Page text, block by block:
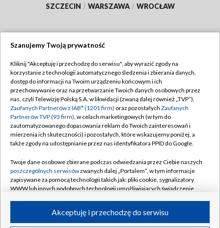
SZCZECIN / WARSZAWA / WROCŁAW
TVP
Abonament TVP
Emisja w TVP
Centrum informacji TVP
Naziemna Telewizja Cyfrowa
Rada Programowa
System NOS
Informacje o nadawcy
Program dla prasy
Regulamin TVP
Polityka prywatności
Moje zgody
Pomoc
Kontakt
Kanały
Szanujemy Twoją prywatność
Kliknij "Akceptuję i przechodzę do serwisu", aby wyrazić zgody na
korzystanie z technologii automatycznego śledzenia i zbierania danych,
dostęp do informacji na Twoim urządzeniu końcowym i ich
przechowywanie oraz na przetwarzanie Twoich danych osobowych przez
nas, czyli Telewizję Polską S.A. w likwidacji (zwaną dalej również „TVP”),
Zaufanych Partnerów z IAB* (1201 firm) oraz pozostałych Zaufanych
Partnerów TVP (93 firm), w celach marketingowych (w tym do
zautomatyzowanego dopasowania reklam do Twoich zainteresowań i
mierzenia ich skuteczności) i pozostałych, które wskazujemy poniżej, a
także zgody na udostępnianie przez nas identyfikatora PPID do Google.
Twoje dane osobowe zbierane podczas odwiedzania przez Ciebie naszych
poszczególnych serwisówzwanych dalej „Portalem”, w tym informacje
zapisywane za pomocą technologii takich jak: pliki cookie, sygnalizatory
WWW lub innych podobnych technologii umożliwiających świadczenie
ruchu w Internecie.Akceptuję i przechodzę do serwisu